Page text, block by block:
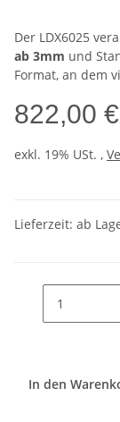
Der LDX6025
ab 3mm und
Format, an dem
822,00 €
exkl. 19% USt. ,
Lieferzeit: ab
In den